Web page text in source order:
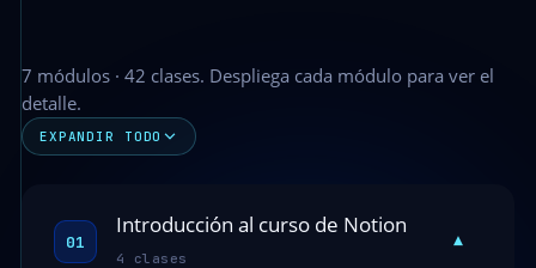
7 módulos · 42 clases. Despliega cada módulo para ver el
detalle.
EXPANDIR TODO
01
Introducción al curso de Notion
4 clases
▾